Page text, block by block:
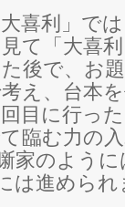
大喜利」で
て「大喜
た後で、お
え、台本
回目に行っ
臨む力の
家のよう
は進めら